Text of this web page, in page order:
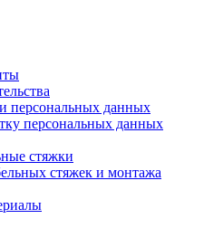
персональных данных
персональных данных
стяжки
стяжек и монтажа